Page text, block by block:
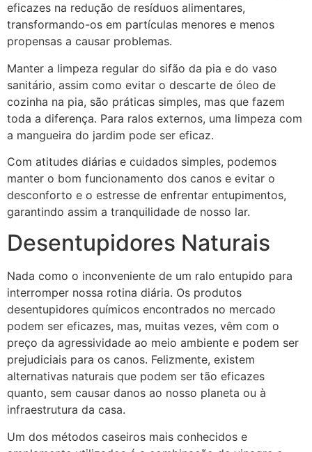
eficazes na redução de resíduos alimentares,
transformando-os em partículas menores e menos
propensas a causar problemas.
Manter a limpeza regular do sifão da pia e do vaso
sanitário, assim como evitar o descarte de óleo de
cozinha na pia, são práticas simples, mas que fazem
toda a diferença. Para ralos externos, uma limpeza com
a mangueira do jardim pode ser eficaz.
Com atitudes diárias e cuidados simples, podemos
manter o bom funcionamento dos canos e evitar o
desconforto e o estresse de enfrentar entupimentos,
garantindo assim a tranquilidade de nosso lar.
Desentupidores Naturais
Nada como o inconveniente de um ralo entupido para
interromper nossa rotina diária. Os produtos
desentupidores químicos encontrados no mercado
podem ser eficazes, mas, muitas vezes, vêm com o
preço da agressividade ao meio ambiente e podem ser
prejudiciais para os canos. Felizmente, existem
alternativas naturais que podem ser tão eficazes
quanto, sem causar danos ao nosso planeta ou à
infraestrutura da casa.
Um dos métodos caseiros mais conhecidos e